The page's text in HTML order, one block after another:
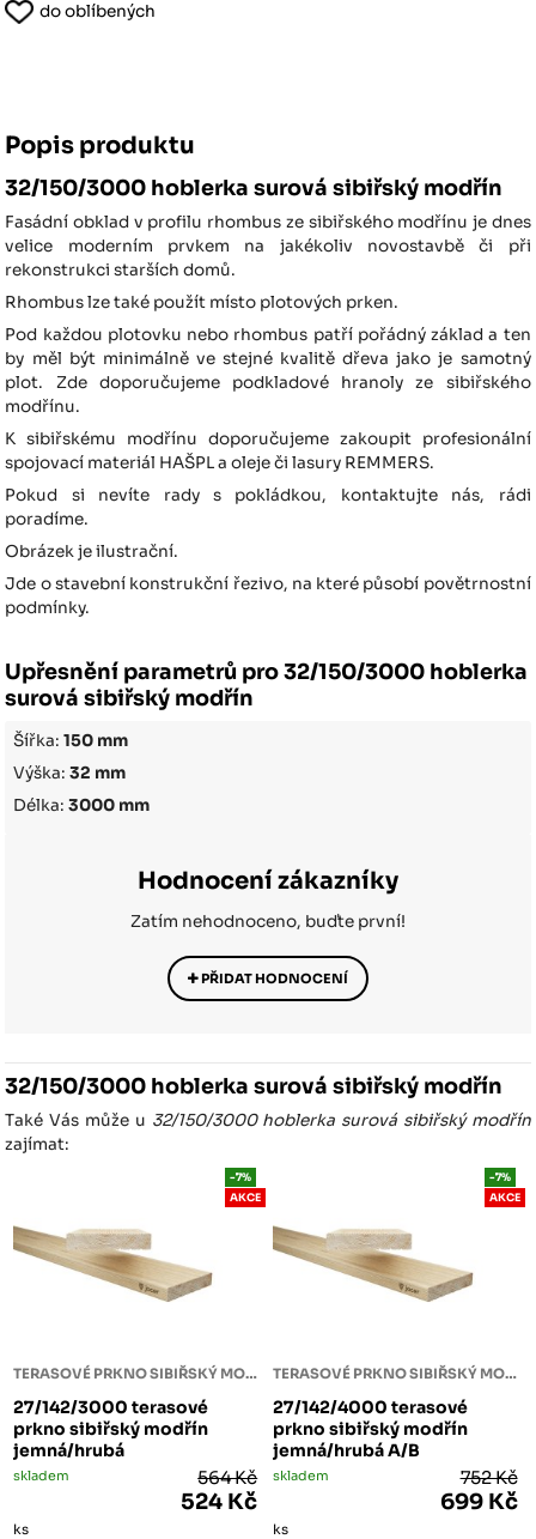
do oblíbených
Popis produktu
32/150/3000 hoblerka surová sibiřský modřín
Fasádní obklad v profilu rhombus ze sibiřského modřínu je dnes
velice moderním prvkem na jakékoliv novostavbě či při
rekonstrukci starších domů.
Rhombus lze také použít místo plotových prken.
Pod každou plotovku nebo rhombus patří pořádný základ a ten
by měl být minimálně ve stejné kvalitě dřeva jako je samotný
plot. Zde doporučujeme podkladové hranoly ze sibiřského
modřínu.
K sibiřskému modřínu doporučujeme zakoupit profesionální
spojovací materiál HAŠPL a oleje či lasury REMMERS.
Pokud si nevíte rady s pokládkou, kontaktujte nás, rádi
poradíme.
Obrázek je ilustrační.
Jde o stavební konstrukční řezivo, na které působí povětrnostní
podmínky.
Upřesnění parametrů pro 32/150/3000 hoblerka
surová sibiřský modřín
Šířka:150 mm
Výška:32 mm
Délka:3000 mm
Hodnocení zákazníky
Zatím nehodnoceno, buďte první!
PŘIDAT HODNOCENÍ
32/150/3000 hoblerka surová sibiřský modřín
Také Vás může u 32/150/3000 hoblerka surová sibiřský modřín
zajímat:
TERASOVÉ PRKNO SIBIŘSKÝ MODŘÍN
27/142/3000 terasové
prkno sibiřský modřín
jemná/hrubá
-7%
AKCE
skladem 564 Kč
524 Kč
ks
TERASOVÉ PRKNO SIBIŘSKÝ MODŘÍN
27/142/4000 terasové
prkno sibiřský modřín
jemná/hrubá A/B
-7%
AKCE
skladem 752 Kč
699 Kč
ks